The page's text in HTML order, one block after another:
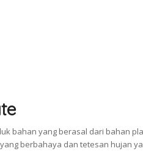
bahan yang berasal dari bahan
berbahaya dan tetesan hujan